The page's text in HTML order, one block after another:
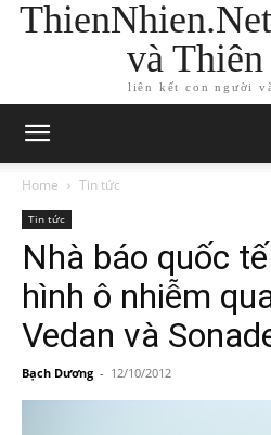
và
liên kết con người
Home Tin tức
Tin tức
Nhà báo quốc
hình ô nhiễm
Vedan và
Bạch Dương - 12/10/2012